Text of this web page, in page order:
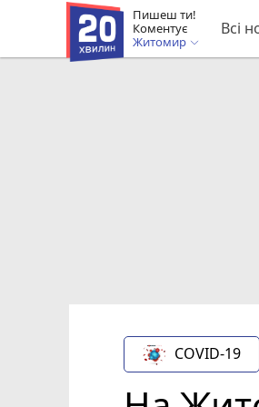
Пишеш ти!
Коментує
Житомир
Всі
COVID-19